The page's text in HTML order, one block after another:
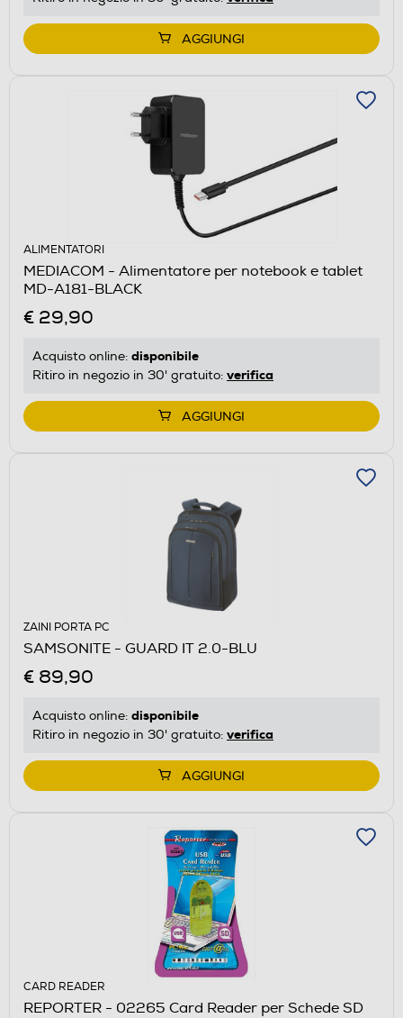
AGGIUNGI
ALIMENTATORI
MEDIACOM - Alimentatore per notebook e tablet
MD-A181-BLACK
€ 29,90
Acquisto online: disponibile
Ritiro in negozio in 30' gratuito: verifica
AGGIUNGI
ZAINI PORTA PC
SAMSONITE - GUARD IT 2.0-BLU
€ 89,90
Acquisto online: disponibile
Ritiro in negozio in 30' gratuito: verifica
AGGIUNGI
CARD READER
REPORTER - 02265 Card Reader per Schede SD